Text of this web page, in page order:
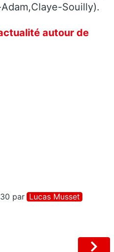
Souilly).
autour de
par Lucas Musset